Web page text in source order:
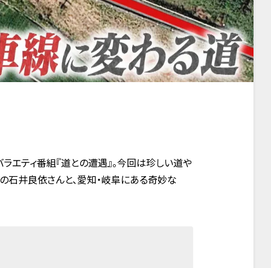
ティ番組『道との遭遇』。今回は珍しい道や
井良依さんと、愛知・岐阜にある奇妙な